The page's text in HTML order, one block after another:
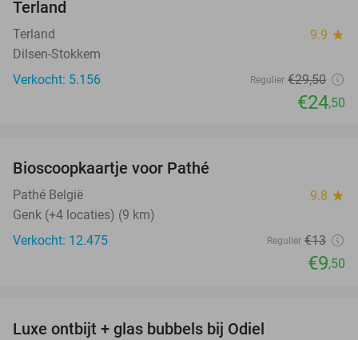
Terland
Terland 9.9 star
Dilsen-Stokkem
Verkocht: 5.156
Regulier €29,50
€24,50
Bioscoopkaartje voor Pathé
Pathé België 9.8 star
Genk (+4 locaties) (9 km)
Verkocht: 12.475
Regulier €13
€9,50
Luxe ontbijt + glas bubbels bij Odiel